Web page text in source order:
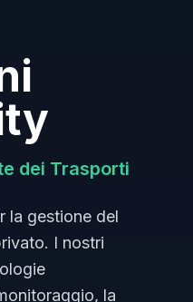
dei Trasporti
la gestione del
I nostri
la